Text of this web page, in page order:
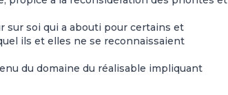
sur soi qui a abouti pour certains et
ils et elles ne se reconnaissaient
du domaine du réalisable impliquant